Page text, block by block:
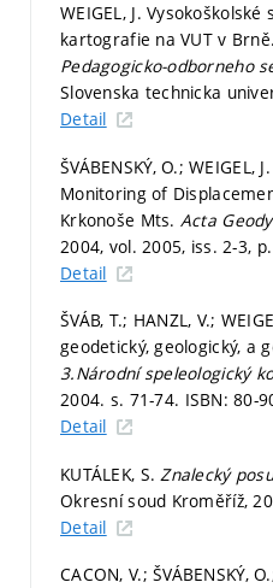
WEIGEL, J.
kartografie na VUT v
Pedagogicko-odborneho
Slovenska technicka
Detail
ŠVÁBENSKÝ, O.; WEIGEL,
Monitoring of
Krkonoše Mts. Acta
2004, vol. 2005, iss. 2-3,
Detail
ŠVÁB, T.; HANZL, V.;
geodetický, geologický, a
3.Národní speleologický
2004. s. 71-74. ISBN: 80-
Detail
KUTÁLEK, S.Znalecký
Okresní soud Kroměříž,
Detail
CACON, V.; ŠVÁBENSKÝ,